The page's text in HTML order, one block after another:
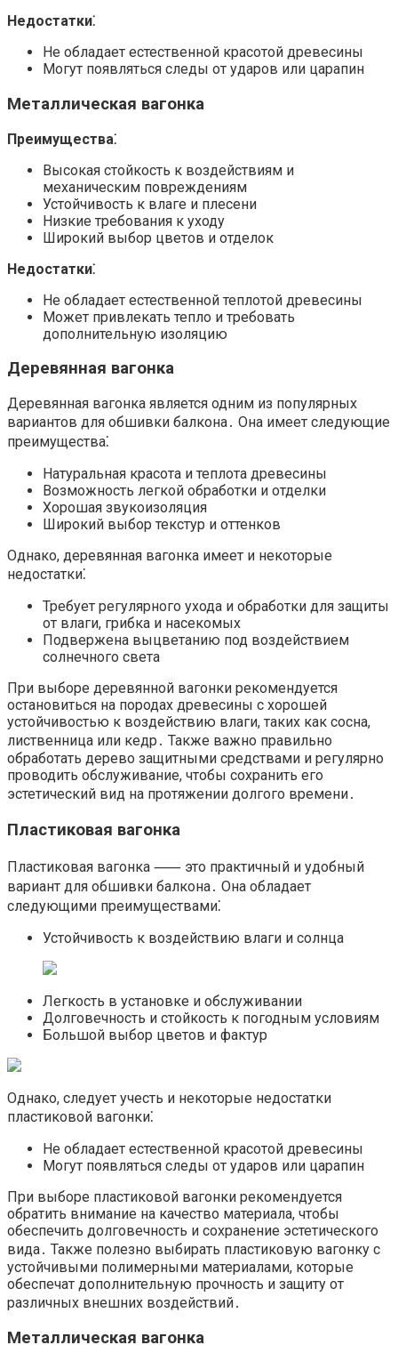
Недостатки⁚
Не обладает естественной красотой древесины
Могут появляться следы от ударов или царапин
Металлическая вагонка
Преимущества⁚
Высокая стойкость к воздействиям и
механическим повреждениям
Устойчивость к влаге и плесени
Низкие требования к уходу
Широкий выбор цветов и отделок
Недостатки⁚
Не обладает естественной теплотой древесины
Может привлекать тепло и требовать
дополнительную изоляцию
Деревянная вагонка
Деревянная вагонка является одним из популярных
вариантов для обшивки балкона․ Она имеет следующие
преимущества⁚
Натуральная красота и теплота древесины
Возможность легкой обработки и отделки
Хорошая звукоизоляция
Широкий выбор текстур и оттенков
Однако, деревянная вагонка имеет и некоторые
недостатки⁚
Требует регулярного ухода и обработки для защиты
от влаги, грибка и насекомых
Подвержена выцветанию под воздействием
солнечного света
При выборе деревянной вагонки рекомендуется
остановиться на породах древесины с хорошей
устойчивостью к воздействию влаги, таких как сосна,
лиственница или кедр․ Также важно правильно
обработать дерево защитными средствами и регулярно
проводить обслуживание, чтобы сохранить его
эстетический вид на протяжении долгого времени․
Пластиковая вагонка
Пластиковая вагонка ⸺ это практичный и удобный
вариант для обшивки балкона․ Она обладает
следующими преимуществами⁚
Устойчивость к воздействию влаги и солнца
Легкость в установке и обслуживании
Долговечность и стойкость к погодным условиям
Большой выбор цветов и фактур
Однако, следует учесть и некоторые недостатки
пластиковой вагонки⁚
Не обладает естественной красотой древесины
Могут появляться следы от ударов или царапин
При выборе пластиковой вагонки рекомендуется
обратить внимание на качество материала, чтобы
обеспечить долговечность и сохранение эстетического
вида․ Также полезно выбирать пластиковую вагонку с
устойчивыми полимерными материалами, которые
обеспечат дополнительную прочность и защиту от
различных внешних воздействий․
Металлическая вагонка